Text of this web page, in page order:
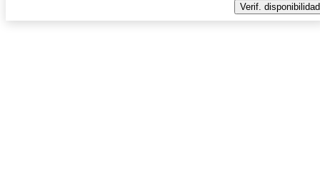
Verif. disponibilidad